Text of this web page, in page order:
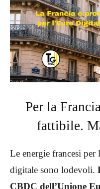
Per la
fattibile.
Le energie francesi
digitale sono lodevoli.
CBDC dell’Unione